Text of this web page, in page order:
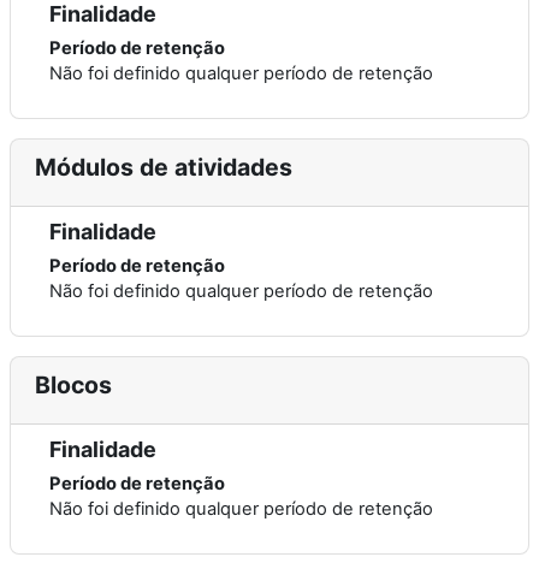
Finalidade
Período de retenção
Não foi definido qualquer período de retenção
Módulos de atividades
Finalidade
Período de retenção
Não foi definido qualquer período de retenção
Blocos
Finalidade
Período de retenção
Não foi definido qualquer período de retenção